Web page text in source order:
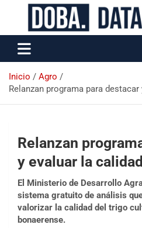
Data Oeste BA
Inicio
Agro
Relanzan programa para
Relanzan
y evaluar la
El Ministerio de Desarrollo
sistema gratuito de análisis
valorizar la calidad del trigo
bonaerense.